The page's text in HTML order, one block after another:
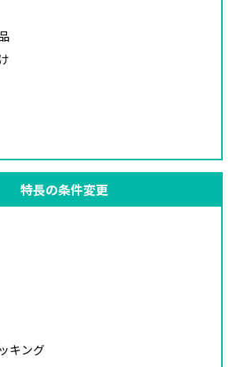
特長の条件変更
キング